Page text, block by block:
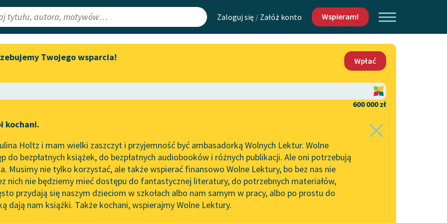
Zaloguj się / Załóż konto Wspieram!
Lektury
redakcyjne
Aktualności
„Prokurator Alicja Horn” do
literatury skandynawskiej
Spotkanie z Katarzyną Tunkiel
w Oslo
102. lata temu zmarł Joseph
Conrad
Mapa Wolnych Lektur
Leśmianator
API
OAI-PMH
Widget Wolnych Lektur
Kontakt
O projekcie
Zasady wykorzystania
Wolnych Lektur
Logotypy
Materiały promocyjne
Twojego wsparcia!
Wpłać
600 000 zł
kochani.
Holtz i mam wielki zaszczyt i przyjemność być ambasadorką Wolnych Lektur. Wolne
do bezpłatnych książek, do bezpłatnych audiobooków i różnych publikacji. Ale oni potrzebują
Musimy nie tylko korzystać, ale także wspierać finansowo Wolne Lektury, bo bez nas nie
nich nie będziemy mieć dostępu do fantastycznej literatury, do potrzebnych materiałów,
przydają się naszym dzieciom w szkołach albo nam samym w pracy, albo po prostu do
dają nam książki. Także kochani, wspierajmy Wolne Lektury.
Henryk Sienkiewicz✖